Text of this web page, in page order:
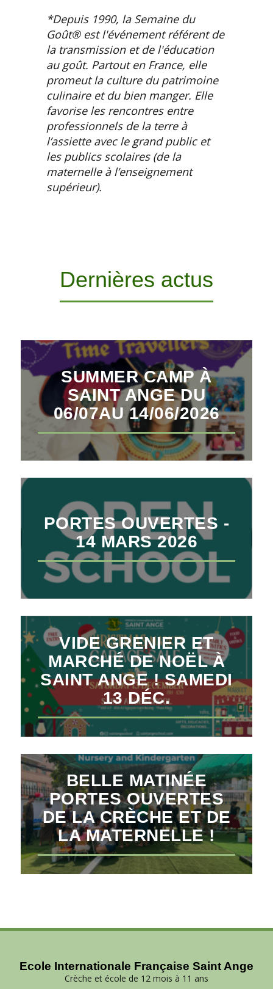
*Depuis 1990, la Semaine du
Goût® est l'événement référent de
la transmission et de l'éducation
au goût. Partout en France, elle
promeut la culture du patrimoine
culinaire et du bien manger. Elle
favorise les rencontres entre
professionnels de la terre à
l’assiette avec le grand public et
les publics scolaires (de la
maternelle à l’enseignement
supérieur).
Dernières actus
SUMMER CAMP À
SAINT ANGE DU
06/07AU 14/06/2026
PORTES OUVERTES -
14 MARS 2026
VIDE GRENIER ET
MARCHÉ DE NOËL À
SAINT ANGE ! SAMEDI
13 DÉC.
BELLE MATINÉE
PORTES OUVERTES
DE LA CRÈCHE ET DE
LA MATERNELLE !
Ecole Internationale Française Saint Ange
Crèche et école de 12 mois à 11 ans